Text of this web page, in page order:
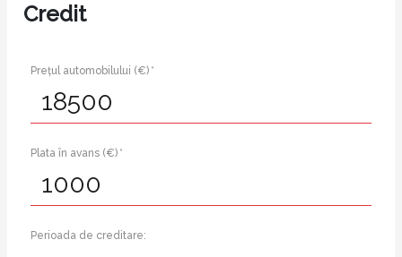
Credit
Prețul automobilului (€) *
Plata în avans (€) *
Perioada de creditare: